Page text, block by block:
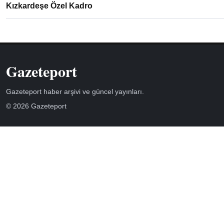
Kızkardeşe Özel Kadro
Gazeteport
Gazeteport haber arşivi ve güncel yayınları.
© 2026 Gazeteport